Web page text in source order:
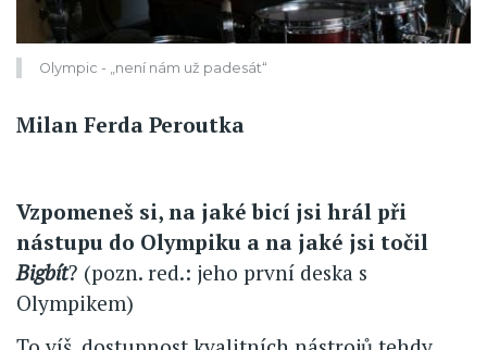
Olympic - „není nám už padesát“
Milan Ferda Peroutka
Vzpomeneš si, na jaké bicí jsi hrál při
nástupu do Olympiku a na jaké jsi točil
Bigbít? (pozn. red.: jeho první deska s
Olympikem)